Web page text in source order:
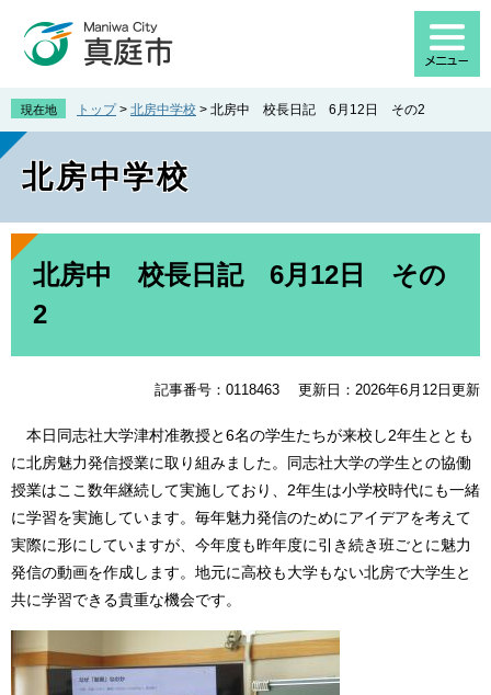
先
で
を
ば
へ
現在地 トップ > 北房中学校 > 北房中 校長日記 6月12日 その2
北房中学校
本
北房中 校長日記 6月12日 その
2
記事番号：0118463 更新日：2026年6月12日更新
本日同志社大学津村准教授と6名の学生たちが来校し2年生ととも
に北房魅力発信授業に取り組みました。同志社大学の学生との協働
授業はここ数年継続して実施しており、2年生は小学校時代にも一緒
に学習を実施しています。毎年魅力発信のためにアイデアを考えて
実際に形にしていますが、今年度も昨年度に引き続き班ごとに魅力
発信の動画を作成します。地元に高校も大学もない北房で大学生と
共に学習できる貴重な機会です。